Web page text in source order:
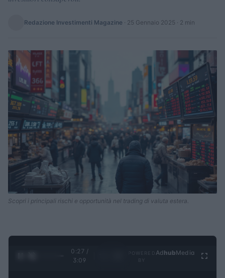
Redazione Investimenti Magazine · 25 Gennaio 2025 · 2 min
Scopri i principali rischi e opportunità nel trading di valuta estera.
0:28 /
3:09
Ad hubMedia